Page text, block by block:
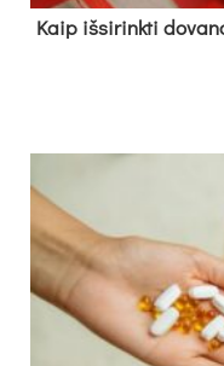
Kaip išsirinkti